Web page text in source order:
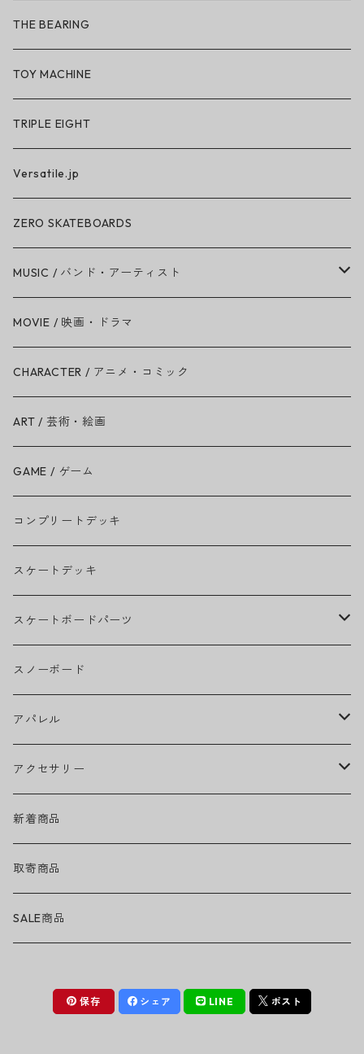
So iLL × ON THE ROAM
BN3TH × So iLL × ON THE ROAM
THE BEARING
TOY MACHINE
TRIPLE EIGHT
Versatile.jp
ZERO SKATEBOARDS
MUSIC / バンド・アーティスト
Amy Winehouse
Ariana Grande
BAD RELIGION
BEASTIE BOYS
THE BEATLES
BILLIE EILISH
BOB MARLEY
CAMILA CABELLO
Ed Sheeran
EMINEM
GREEN DAY
GUNS N' ROSES
LADY GAGA
MICHAEL JACKSON
MOVIE / 映画・ドラマ
CHARACTER / アニメ・コミック
ART / 芸術・絵画
GAME / ゲーム
コンプリートデッキ
スケートデッキ
スケートボードパーツ
グリップテープ
ウィール
ベアリング
トラック
ヘルメット・プロテクター
アクセサリー・小物
スノーボード
アパレル
ヘッドウェア
キャップ
ハット
ネックウェア
トップス
Tシャツ・ロングTシャツ
パーカー・スウェット
ボトムス
パンツ・ズボン
シューズ
アクセサリー
ハードグッズ
バッグ・ポーチ
サングラス
ステッカー
新着商品
取寄商品
SALE商品
保存 シェア LINE ポスト